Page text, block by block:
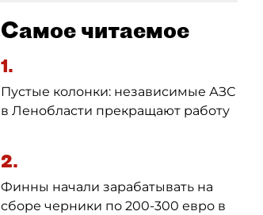
Самое читаемое
1.
Пустые колонки: независимые АЗС
в Ленобласти прекращают работу
2.
Финны начали зарабатывать на
сборе черники по 200-300 евро в